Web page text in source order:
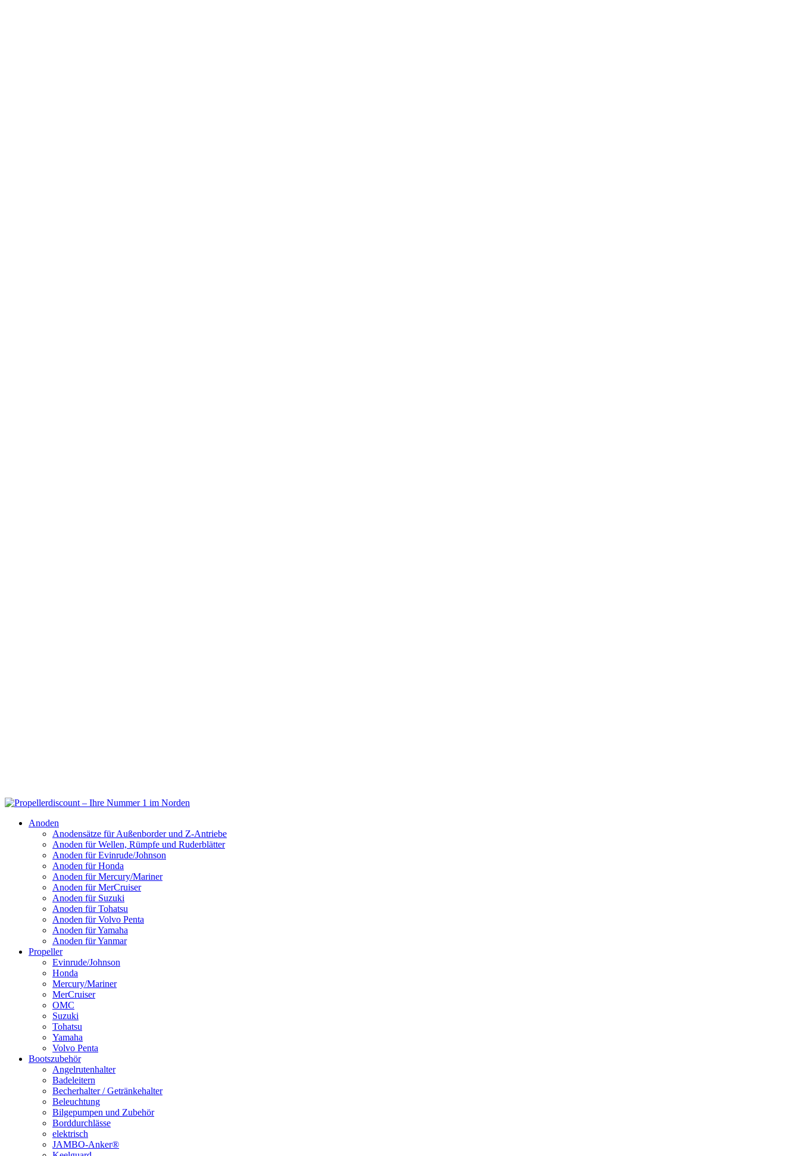
Anoden
Anodensätze für Außenborder und Z-Antriebe
Anoden für Wellen, Rümpfe und Ruderblätter
Anoden für Evinrude/Johnson
Anoden für Honda
Anoden für Mercury/Mariner
Anoden für MerCruiser
Anoden für Suzuki
Anoden für Tohatsu
Anoden für Volvo Penta
Anoden für Yamaha
Anoden für Yanmar
Propeller
Evinrude/Johnson
Honda
Mercury/Mariner
MerCruiser
OMC
Suzuki
Tohatsu
Yamaha
Volvo Penta
Bootszubehör
Angelrutenhalter
Badeleitern
Becherhalter / Getränkehalter
Beleuchtung
Bilgepumpen und Zubehör
Borddurchlässe
elektrisch
JAMBO-Anker®